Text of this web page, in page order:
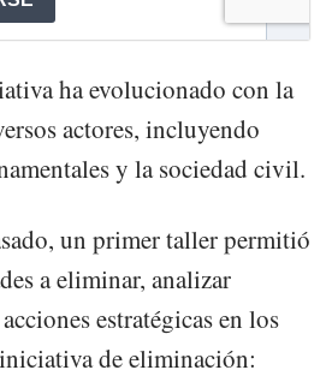
ha evolucionado con la
actores, incluyendo
y la sociedad civil.
un primer taller permitió
a eliminar, analizar
estratégicas en los
de eliminación: